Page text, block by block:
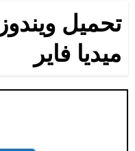
ميديا فاير